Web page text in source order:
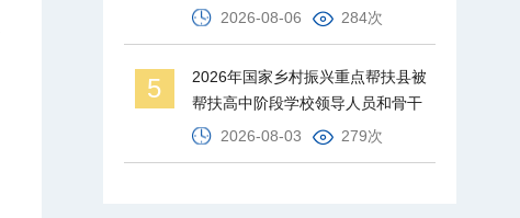
会
2026-08-06 284次
5
2026年国家乡村振兴重点帮扶县被
帮扶高中阶段学校领导人员和骨干
教师培训班在北京师范大学举办
2026-08-03 279次